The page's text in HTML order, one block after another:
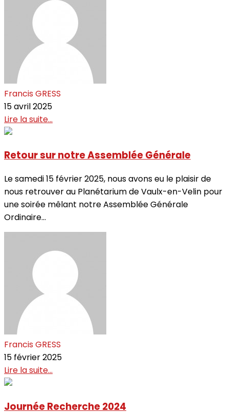
Francis GRESS
15 avril 2025
Lire la suite...
Retour sur notre Assemblée Générale
Le samedi 15 février 2025, nous avons eu le plaisir de
nous retrouver au Planétarium de Vaulx-en-Velin pour
une soirée mêlant notre Assemblée Générale
Ordinaire...
Francis GRESS
15 février 2025
Lire la suite...
Journée Recherche 2024